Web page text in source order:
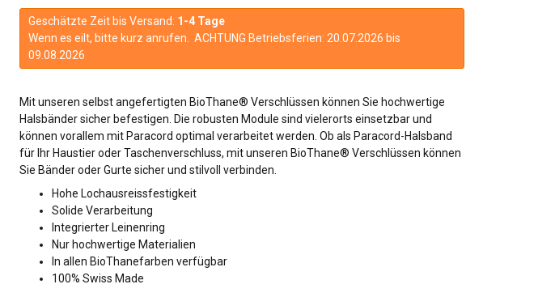
Geschätzte Zeit bis Versand: 1-4 Tage
Wenn es eilt, bitte kurz anrufen. ACHTUNG Betriebsferien: 20.07.2026 bis
09.08.2026
Mit unseren selbst angefertigten BioThane® Verschlüssen können Sie hochwertige
Halsbänder sicher befestigen. Die robusten Module sind vielerorts einsetzbar und
können vorallem mit Paracord optimal verarbeitet werden. Ob als Paracord-Halsband
für Ihr Haustier oder Taschenverschluss, mit unseren BioThane® Verschlüssen können
Sie Bänder oder Gurte sicher und stilvoll verbinden.
Hohe Lochausreissfestigkeit
Solide Verarbeitung
Integrierter Leinenring
Nur hochwertige Materialien
In allen BioThanefarben verfügbar
100% Swiss Made